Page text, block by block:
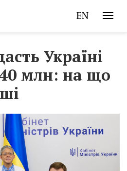
EN
Україні
млн: на що